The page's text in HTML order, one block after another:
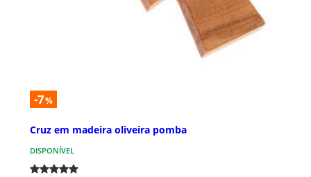
-7%
Cruz em madeira oliveira pomba
DISPONÍVEL